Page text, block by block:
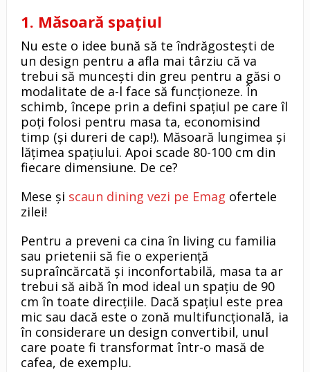
1. Măsoară spațiul
Nu este o idee bună să te îndrăgostești de
un design pentru a afla mai târziu că va
trebui să muncești din greu pentru a găsi o
modalitate de a-l face să funcționeze. În
schimb, începe prin a defini spațiul pe care îl
poți folosi pentru masa ta, economisind
timp (și dureri de cap!). Măsoară lungimea și
lățimea spațiului. Apoi scade 80-100 cm din
fiecare dimensiune. De ce?
Mese și scaun dining vezi pe Emag ofertele
zilei!
Pentru a preveni ca cina în living cu familia
sau prietenii să fie o experiență
supraîncărcată și inconfortabilă, masa ta ar
trebui să aibă în mod ideal un spațiu de 90
cm în toate direcțiile. Dacă spațiul este prea
mic sau dacă este o zonă multifuncțională, ia
în considerare un design convertibil, unul
care poate fi transformat într-o masă de
cafea, de exemplu.